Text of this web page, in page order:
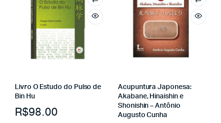
Livro O Estudo do Pulso de
Bin Hu
R$98.00
Acupuntura Japonesa:
Akabane, Hinaishin e
Shonishin – Antônio
Augusto Cunha